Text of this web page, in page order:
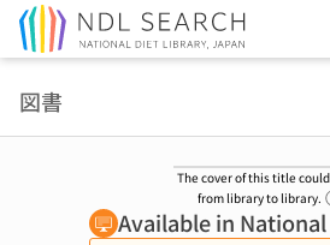
図書
The cover of this title
from library to library.
Available in